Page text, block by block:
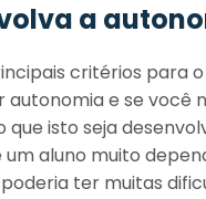
a
critérios para
autonomia e se você
que isto seja
um aluno muito
ter muitas